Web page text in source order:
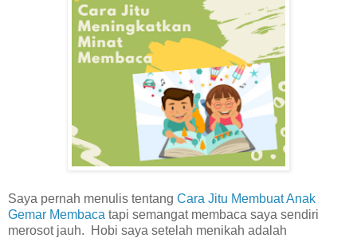
Saya pernah menulis tentang Cara Jitu Membuat Anak
Gemar Membaca tapi semangat membaca saya sendiri
merosot jauh. Hobi saya setelah menikah adalah